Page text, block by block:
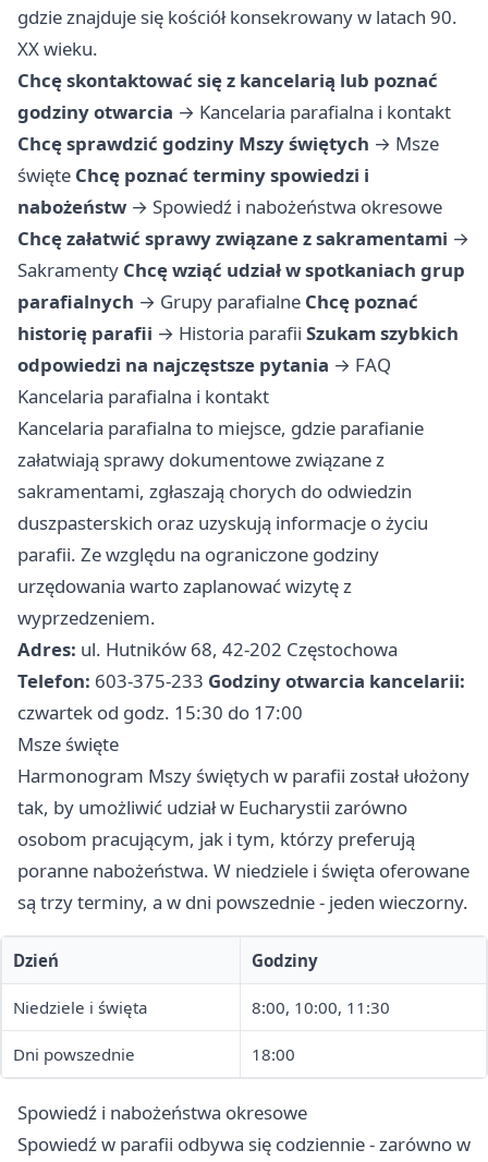
gdzie znajduje się kościół konsekrowany w latach 90.
XX wieku.
Chcę skontaktować się z kancelarią lub poznać
godziny otwarcia → Kancelaria parafialna i kontakt
Chcę sprawdzić godziny Mszy świętych → Msze
święte Chcę poznać terminy spowiedzi i
nabożeństw → Spowiedź i nabożeństwa okresowe
Chcę załatwić sprawy związane z sakramentami →
Sakramenty Chcę wziąć udział w spotkaniach grup
parafialnych → Grupy parafialne Chcę poznać
historię parafii → Historia parafii Szukam szybkich
odpowiedzi na najczęstsze pytania → FAQ
Kancelaria parafialna i kontakt
Kancelaria parafialna to miejsce, gdzie parafianie
załatwiają sprawy dokumentowe związane z
sakramentami, zgłaszają chorych do odwiedzin
duszpasterskich oraz uzyskują informacje o życiu
parafii. Ze względu na ograniczone godziny
urzędowania warto zaplanować wizytę z
wyprzedzeniem.
Adres: ul. Hutników 68, 42-202 Częstochowa
Telefon: 603-375-233 Godziny otwarcia kancelarii:
czwartek od godz. 15:30 do 17:00
Msze święte
Harmonogram Mszy świętych w parafii został ułożony
tak, by umożliwić udział w Eucharystii zarówno
osobom pracującym, jak i tym, którzy preferują
poranne nabożeństwa. W niedziele i święta oferowane
są trzy terminy, a w dni powszednie - jeden wieczorny.
Dzień Godziny
Niedziele i święta 8:00, 10:00, 11:30
Dni powszednie 18:00
Spowiedź i nabożeństwa okresowe
Spowiedź w parafii odbywa się codziennie - zarówno w